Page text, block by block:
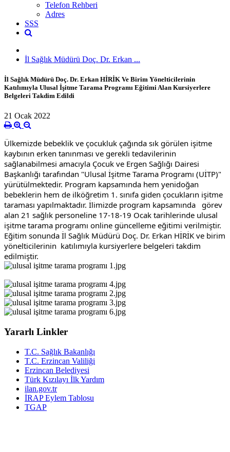
Telefon Rehberi
Adres
SSS
İl Sağlık Müdürü Doç. Dr. Erkan ...
İl Sağlık Müdürü Doç. Dr. Erkan HİRİK Ve Birim Yönelticilerinin
Katılımıyla Ulusal İşitme Tarama Programı Eğitimi Alan Kursiyerlere
Belgeleri Takdim Edildi
21 Ocak 2022
Ülkemizde bebeklik ve çocukluk çağında sık görülen işitme
kaybının erken tanınması ve gerekli tedavilerinin
sağlanabilmesi amacıyla Çocuk ve Ergen Sağlığı Dairesi
Başkanlığı tarafından "Ulusal İşitme Tarama Programı (UİTP)"
yürütülmektedir. Program kapsamında hem yenidoğan
bebeklerin hem de ilköğretim 1. sınıfa giden çocukların işitme
taraması yapılmaktadır. İlimizde program kapsamında   görev
alan 21 sağlık personeline 17-18-19 Ocak tarihlerinde ulusal
işitme tarama programı online güncelleme eğitimi verilmiştir.
Eğitim sonunda İl Sağlık Müdürü Doç. Dr. Erkan HİRİK ve birim
yönelticilerinin  katılımıyla kursiyerlere belgeleri takdim
edilmiştir.
Yararlı Linkler
T.C. Sağlık Bakanlığı
T.C. Erzincan Valiliği
Erzincan Belediyesi
Türk Kızılayı İlk Yardım
ilan.gov.tr
İRAP Eylem Tablosu
TGAP